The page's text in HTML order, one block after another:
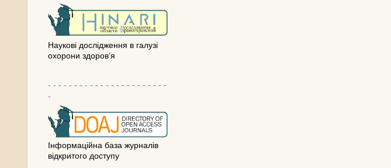
Наукові дослідження в галузі
охорони здоров’я
- - - - - - - - - - - - - - - - - - - - - - -
-
Інформаційна база журналів
відкритого доступу